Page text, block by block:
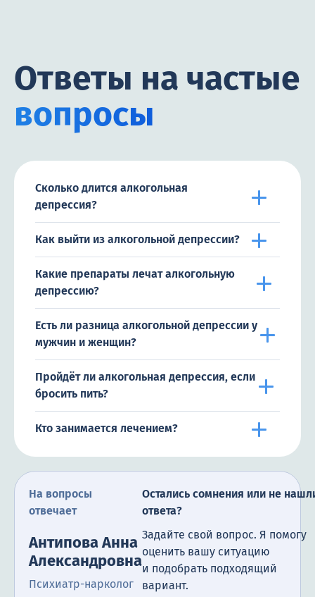
Ответы на частые
вопросы
Сколько длится алкогольная
депрессия?
Как выйти из алкогольной депрессии?
Какие препараты лечат алкогольную
депрессию?
Есть ли разница алкогольной депрессии у
мужчин и женщин?
Пройдёт ли алкогольная депрессия, если
бросить пить?
Кто занимается лечением?
На вопросы
отвечает
Антипова Анна
Александровна
Психиатр-нарколог
Остались сомнения или не
ответа?
Задайте свой вопрос. Я помогу
оценить вашу ситуацию
и подобрать подходящий
вариант.